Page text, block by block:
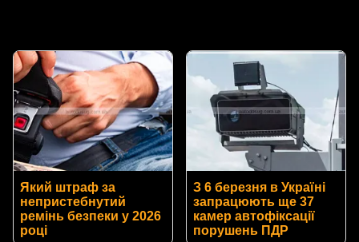
Який штраф за
непристебнутий
ремінь безпеки у 2026
році
З 6 березня в Україні
запрацюють ще 37
камер автофіксації
порушень ПДР